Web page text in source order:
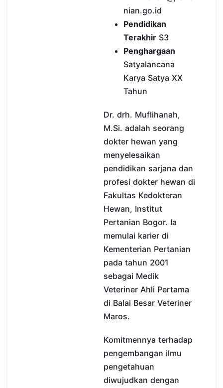
nian.go.id
Pendidikan
Terakhir S3
Penghargaan
Satyalancana
Karya Satya XX
Tahun
Dr. drh. Muflihanah,
M.Si. adalah seorang
dokter hewan yang
menyelesaikan
pendidikan sarjana dan
profesi dokter hewan di
Fakultas Kedokteran
Hewan, Institut
Pertanian Bogor. Ia
memulai karier di
Kementerian Pertanian
pada tahun 2001
sebagai Medik
Veteriner Ahli Pertama
di Balai Besar Veteriner
Maros.
Komitmennya terhadap
pengembangan ilmu
pengetahuan
diwujudkan dengan